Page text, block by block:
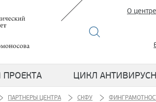
О центре
ЦИКЛ
ПАРТНЕРЫ ЦЕНТРА СКФУ